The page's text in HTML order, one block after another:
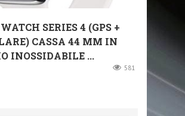
SERIES 4 (GPS +
CASSA 44 MM IN
INOSSIDABILE ...
581